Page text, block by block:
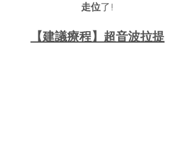
走位了!
【建議療程】超音波拉提